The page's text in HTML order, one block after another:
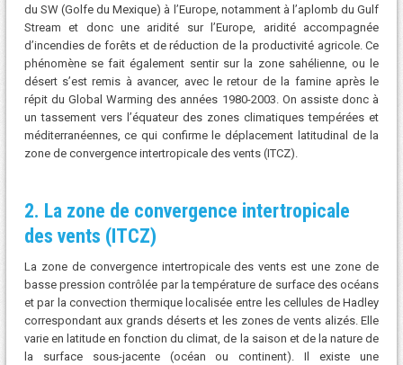
du SW (Golfe du Mexique) à l’Europe, notamment à l’aplomb du Gulf
Stream et donc une aridité sur l’Europe, aridité accompagnée
d’incendies de forêts et de réduction de la productivité agricole. Ce
phénomène se fait également sentir sur la zone sahélienne, ou le
désert s’est remis à avancer, avec le retour de la famine après le
répit du Global Warming des années 1980-2003. On assiste donc à
un tassement vers l’équateur des zones climatiques tempérées et
méditerranéennes, ce qui confirme le déplacement latitudinal de la
zone de convergence intertropicale des vents (ITCZ).
2. La zone de convergence intertropicale
des vents (ITCZ)
La zone de convergence intertropicale des vents est une zone de
basse pression contrôlée par la température de surface des océans
et par la convection thermique localisée entre les cellules de Hadley
correspondant aux grands déserts et les zones de vents alizés. Elle
varie en latitude en fonction du climat, de la saison et de la nature de
la surface sous-jacente (océan ou continent). Il existe une